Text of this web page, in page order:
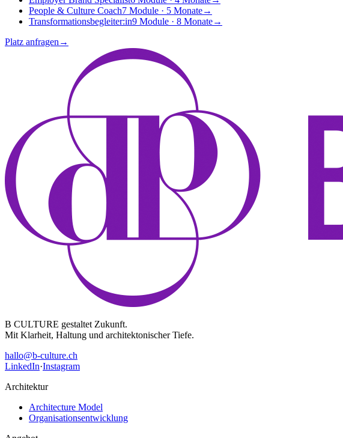
People & Culture Coach7 Module · 5 Monate→
Transformationsbegleiter:in9 Module · 8 Monate→
Platz anfragen →
B CULTURE gestaltet Zukunft.
Mit Klarheit, Haltung und architektonischer Tiefe.
hallo@b-culture.ch
LinkedIn·Instagram
Architektur
Architecture Model
Organisationsentwicklung